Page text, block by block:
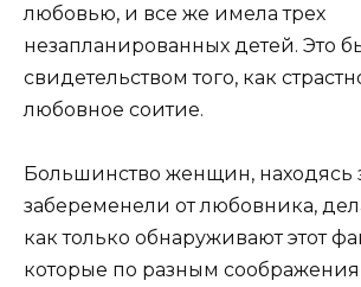
любовью, и все же имела трех
незапланированных детей. Это
свидетельством того, как
любовное соитие.
Большинство женщин, находясь
забеременели от любовника,
как только обнаруживают этот
которые по разным